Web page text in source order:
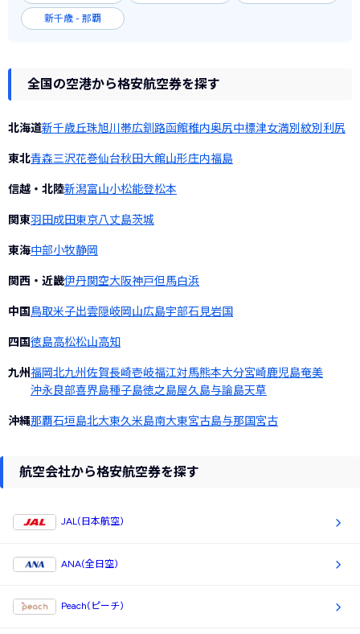
新千歳 - 那覇
全国の空港から格安航空券を探す
北海道新千歳丘珠旭川 帯広釧路函館稚内奥尻中標津女満別 紋別 利尻
東北青森三沢花巻仙台秋田大館山形庄内福島
信越・北陸新潟富山小松能登松本
関東羽田成田東京八丈島茨城
東海中部小牧静岡
関西・近畿伊丹関空大阪神戸但馬白浜
中国鳥取米子出雲隠岐岡山広島宇部石見岩国
四国徳島高松松山高知
九州福岡北九州佐賀長崎壱岐福江対馬熊本大分宮崎鹿児島奄美
沖永良部喜界島種子島徳之島屋久島与論島天草
沖縄那覇石垣島北大東久米島南大東宮古島与那国宮古
航空会社から格安航空券を探す
JAL(日本航空)
ANA(全日空)
Peach(ピーチ)